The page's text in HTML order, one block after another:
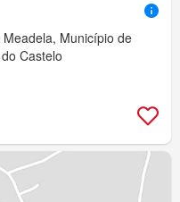
Município de
Castelo